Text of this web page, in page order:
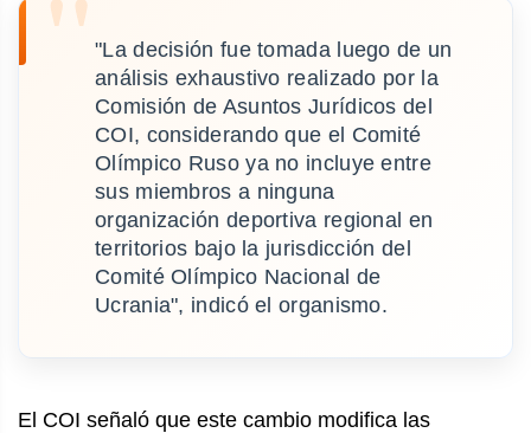
"La decisión fue tomada luego de un
análisis exhaustivo realizado por la
Comisión de Asuntos Jurídicos del
COI, considerando que el Comité
Olímpico Ruso ya no incluye entre
sus miembros a ninguna
organización deportiva regional en
territorios bajo la jurisdicción del
Comité Olímpico Nacional de
Ucrania", indicó el organismo.
El COI señaló que este cambio modifica las